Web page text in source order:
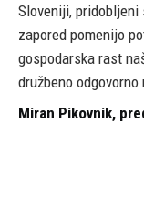
Sloveniji,
zapored pomenijo
gospodarska rast
družbeno
Miran Pikovnik,